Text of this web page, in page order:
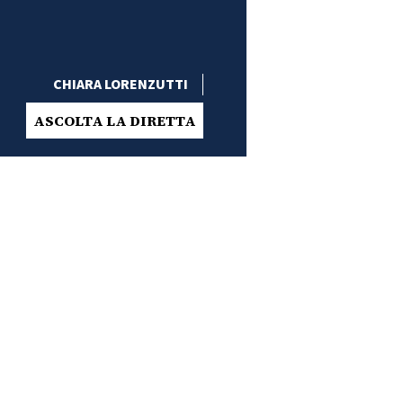
CHIARA LORENZUTTI
ASCOLTA LA DIRETTA